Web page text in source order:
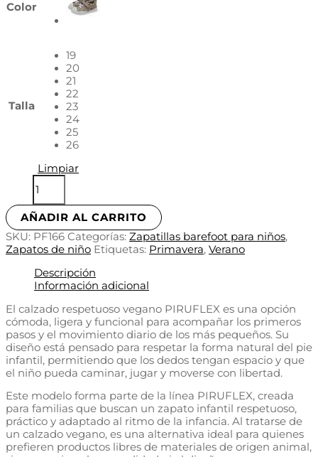
Color
Talla
19
20
21
22
23
24
25
26
Limpiar
AÑADIR AL CARRITO
SKU: PF166 Categorías: Zapatillas barefoot para niños,
Zapatos de niño Etiquetas: Primavera, Verano
Descripción
Información adicional
El calzado respetuoso vegano PIRUFLEX es una opción
cómoda, ligera y funcional para acompañar los primeros
pasos y el movimiento diario de los más pequeños. Su
diseño está pensado para respetar la forma natural del pie
infantil, permitiendo que los dedos tengan espacio y que
el niño pueda caminar, jugar y moverse con libertad.
Este modelo forma parte de la línea PIRUFLEX, creada
para familias que buscan un zapato infantil respetuoso,
práctico y adaptado al ritmo de la infancia. Al tratarse de
un calzado vegano, es una alternativa ideal para quienes
prefieren productos libres de materiales de origen animal,